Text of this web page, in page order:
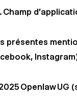
Champ
présentes
Openlaw UG